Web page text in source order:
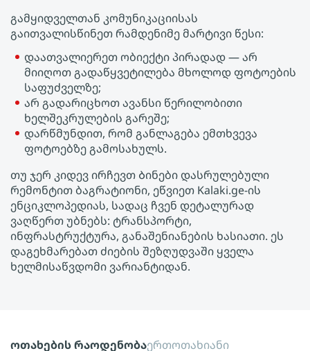
გამყიდველთან კომუნიკაციისას
გაითვალისწინეთ რამდენიმე მარტივი წესი:
დაათვალიერეთ ობიექტი პირადად — არ
მიიღოთ გადაწყვეტილება მხოლოდ ფოტოების
საფუძველზე;
არ გადარიცხოთ ავანსი წერილობითი
ხელშეკრულების გარეშე;
დარწმუნდით, რომ განლაგება ემთხვევა
ფოტოებზე გამოსახულს.
თუ ჯერ კიდევ ირჩევთ Ბინები დასრულებული
რემონტით ბაგრატიონი, ეწვიეთ Kalaki.ge-ის
ენციკლოპედიას, სადაც ჩვენ დეტალურად
ვაღწერთ უბნებს: ტრანსპორტი,
ინფრასტრუქტურა, განაშენიანების ხასიათი. ეს
დაგეხმარებათ ძიების შეზღუდვაში ყველა
ხელმისაწვდომი ვარიანტიდან.
ოთახების რაოდენობაერთოთახიანი